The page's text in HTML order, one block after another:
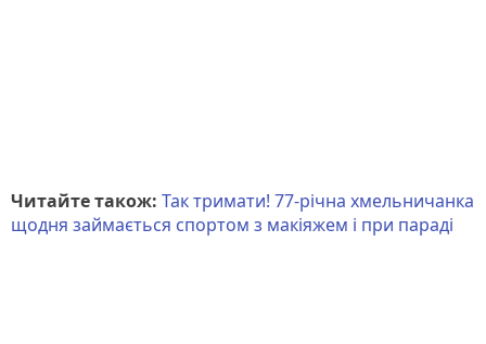
Читайте також: Так тримати! 77-річна хмельничанка
щодня займається спортом з макіяжем і при параді